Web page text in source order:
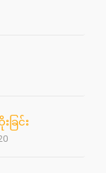
ခြင်း